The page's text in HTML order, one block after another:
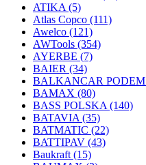
ATIKA (5)
Atlas Copco (111)
Awelco (121)
AWTools (354)
AYERBE (7)
BAIER (34)
BALKANCAR PODEM
BAMAX (80)
BASS POLSKA (140)
BATAVIA (35)
BATMATIC (22)
BATTIPAV (43)
Baukraft (15)